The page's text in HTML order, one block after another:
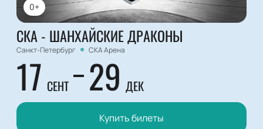
0+
СКА - ШАНХАЙСКИЕ ДРАКОНЫ
Санкт-Петербург СКА Арена
17 СЕНТ 29 ДЕК
Купить билеты